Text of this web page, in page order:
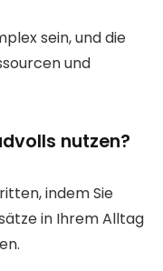
sein, und die
und
nutzen?
indem Sie
in Ihrem Alltag